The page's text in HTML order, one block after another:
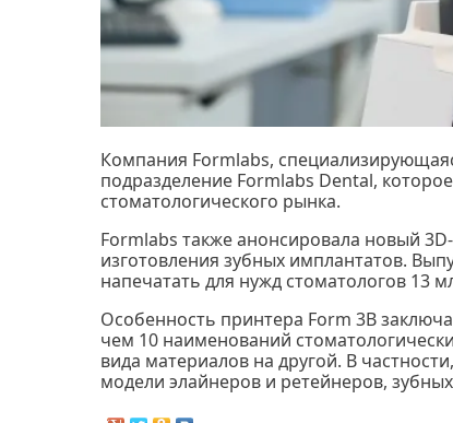
Компания Formlabs,
подразделение Formlabs Dental,
стоматологического рынка.
Formlabs также анонсировала новый
изготовления зубных имплантатов.
напечатать для нужд стоматологов 13
Особенность принтера Form 3B
чем 10 наименований
вида материалов на другой. В
модели элайнеров и ретейнеров,